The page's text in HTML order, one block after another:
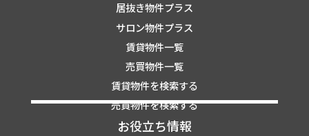
居抜き物件プラス
サロン物件プラス
賃貸物件一覧
売買物件一覧
賃貸物件を検索する
売買物件を検索する
お役立ち情報